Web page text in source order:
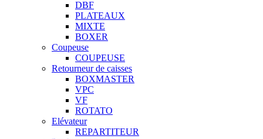
DBF
PLATEAUX
MIXTE
BOXER
Coupeuse
COUPEUSE
Retourneur de caisses
BOXMASTER
VPC
VF
ROTATO
Elévateur
REPARTITEUR